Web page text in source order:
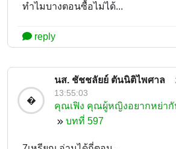
ทำไมบางตอนซื้อไม่ได้...
reply
�
นส. ชัชชลัยย์ ตันนิติไพศาล
13:55:03
คุณเฟิง คุณผู้หญิงอยากหย่า
บทที่ 597